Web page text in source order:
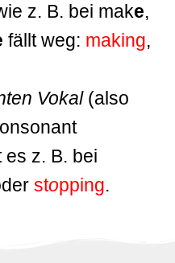
z. B. bei make,
fällt weg: making,
Vokal(also
z. B. bei
stopping.